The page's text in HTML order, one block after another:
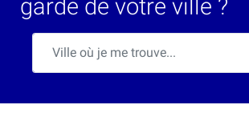
garde de votre ville ?